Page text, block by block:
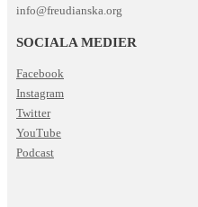
info@freudianska.org
SOCIALA MEDIER
Facebook
Instagram
Twitter
YouTube
Podcast